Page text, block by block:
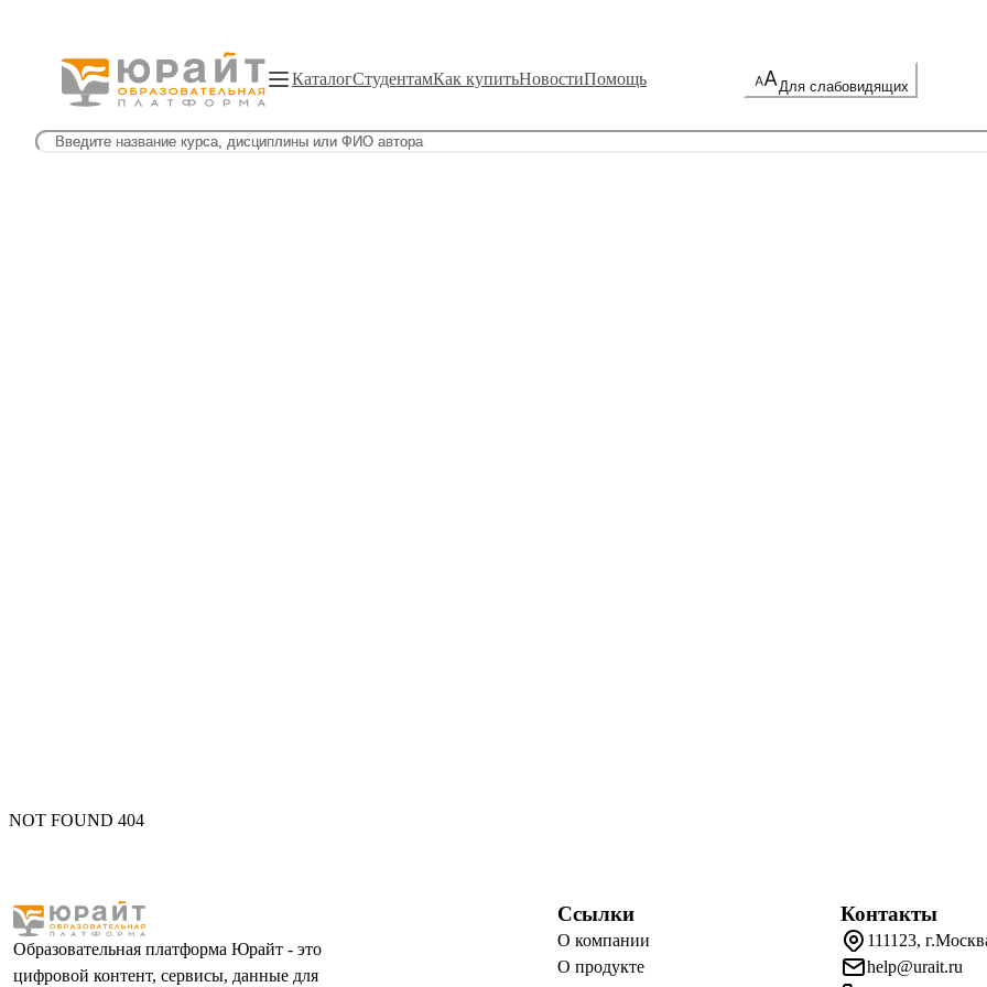
КаталогСтудентамКак купитьНовостиПомощь Для слабовидящих
NOT FOUND 404
Образовательная платформа Юрайт - это
цифровой контент, сервисы, данные для
Ссылки
О компании
О продукте
Контакты
111123,
help@urait.ru